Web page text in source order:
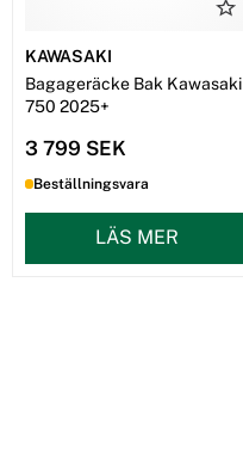
KAWASAKI
Bagageräcke Bak Kawasaki
750 2025+
3 799 SEK
Beställningsvara
LÄS MER